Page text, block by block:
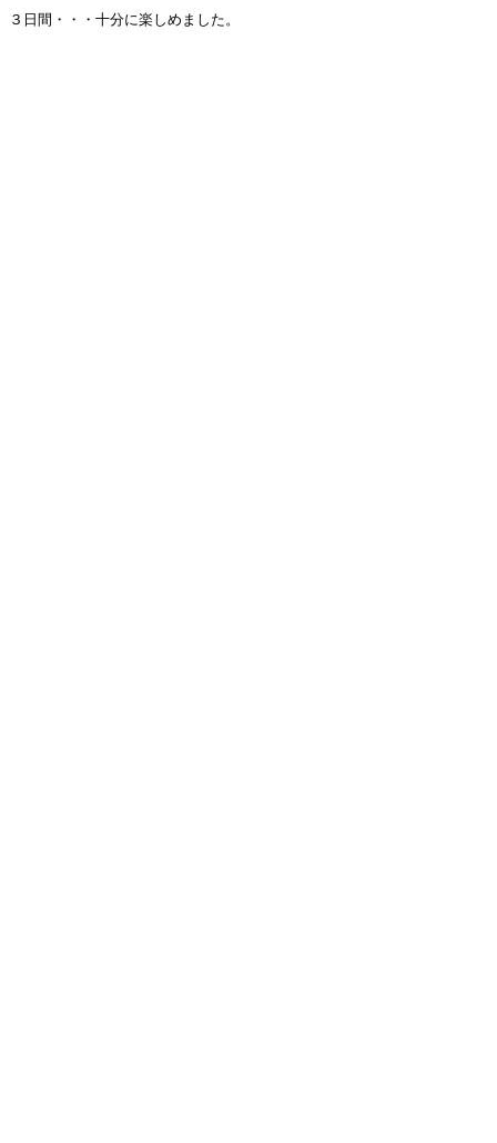
３日間・・・十分に楽しめました。